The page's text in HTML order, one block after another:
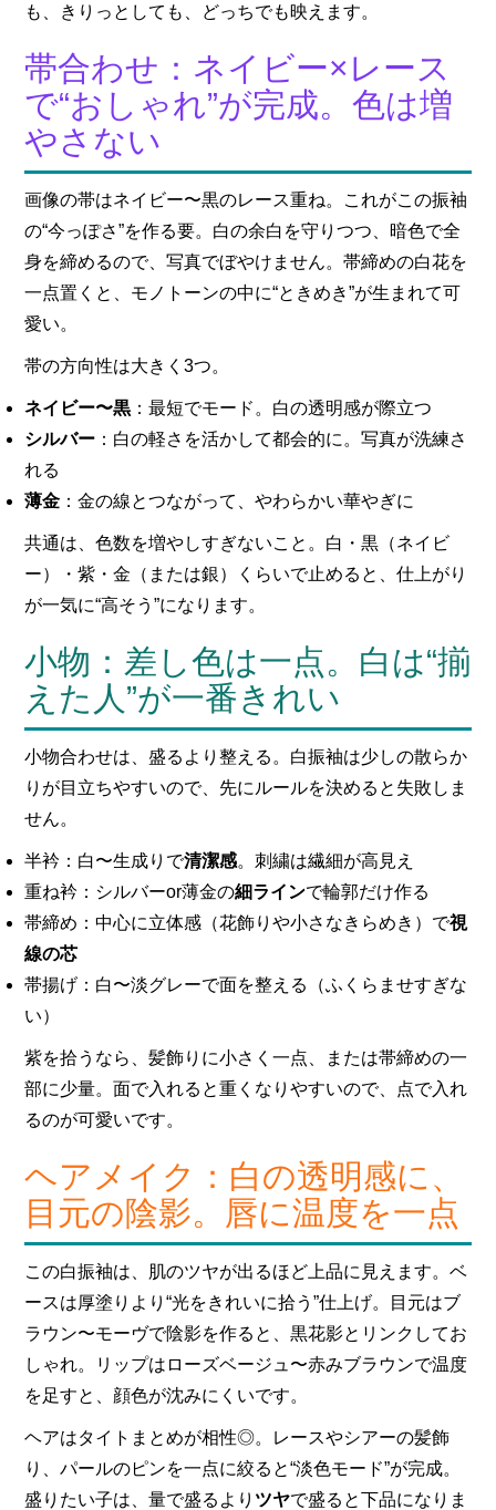
も、きりっとしても、どっちでも映えます。
帯合わせ：ネイビー×レース
で“おしゃれ”が完成。色は増
やさない
画像の帯はネイビー〜黒のレース重ね。これがこの振袖
の“今っぽさ”を作る要。白の余白を守りつつ、暗色で全
身を締めるので、写真でぼやけません。帯締めの白花を
一点置くと、モノトーンの中に“ときめき”が生まれて可
愛い。
帯の方向性は大きく3つ。
ネイビー〜黒 ：最短でモード。白の透明感が際立つ
シルバー ：白の軽さを活かして都会的に。写真が洗練さ
れる
薄金 ：金の線とつながって、やわらかい華やぎに
共通は、色数を増やしすぎないこと。白・黒（ネイビ
ー）・紫・金（または銀）くらいで止めると、仕上がり
が一気に“高そう”になります。
小物：差し色は一点。白は“揃
えた人”が一番きれい
小物合わせは、盛るより整える。白振袖は少しの散らか
りが目立ちやすいので、先にルールを決めると失敗しま
せん。
半衿：白〜生成りで清潔感。刺繍は繊細が高見え
重ね衿：シルバーor薄金の細ラインで輪郭だけ作る
帯締め：中心に立体感（花飾りや小さなきらめき）で視
線の芯
帯揚げ：白〜淡グレーで面を整える（ふくらませすぎな
い）
紫を拾うなら、髪飾りに小さく一点、または帯締めの一
部に少量。面で入れると重くなりやすいので、点で入れ
るのが可愛いです。
ヘアメイク：白の透明感に、
目元の陰影。唇に温度を一点
この白振袖は、肌のツヤが出るほど上品に見えます。ベ
ースは厚塗りより“光をきれいに拾う”仕上げ。目元はブ
ラウン〜モーヴで陰影を作ると、黒花影とリンクしてお
しゃれ。リップはローズベージュ〜赤みブラウンで温度
を足すと、顔色が沈みにくいです。
ヘアはタイトまとめが相性◎。レースやシアーの髪飾
り、パールのピンを一点に絞ると“淡色モード”が完成。
盛りたい子は、量で盛るより ツヤで盛ると下品になりま